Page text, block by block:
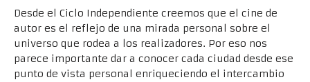
Desde el Ciclo Independiente creemos que el cine de
autor es el reflejo de una mirada personal sobre el
universo que rodea a los realizadores. Por eso nos
parece importante dar a conocer cada ciudad desde ese
punto de vista personal enriqueciendo el intercambio